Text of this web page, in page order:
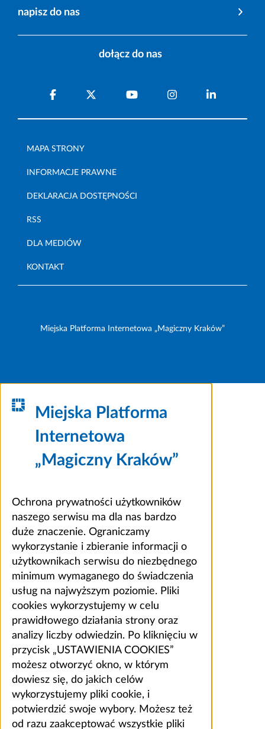
napisz do nas
dołącz do nas
MAPA STRONY
INFORMACJE PRAWNE
DEKLARACJA DOSTĘPNOŚCI
RSS
DLA MEDIÓW
KONTAKT
Miejska Platforma Internetowa „Magiczny Kraków”
Miejska Platforma
Internetowa
„Magiczny Kraków”
Ochrona prywatności użytkowników
naszego serwisu ma dla nas bardzo
duże znaczenie. Ograniczamy
wykorzystanie i zbieranie informacji o
użytkownikach serwisu do niezbędnego
minimum wymaganego do świadczenia
usług na najwyższym poziomie. Pliki
cookies wykorzystujemy w celu
prawidłowego działania strony oraz
analizy liczby odwiedzin. Po kliknięciu w
przycisk „USTAWIENIA COOKIES”
możesz otworzyć okno, w którym
dowiesz się, do jakich celów
wykorzystujemy pliki cookie, i
potwierdzić swoje wybory. Możesz też
od razu zaakceptować wszystkie pliki